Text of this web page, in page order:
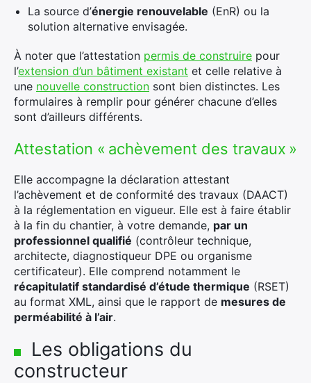
La source d’énergie renouvelable (EnR) ou la
solution alternative envisagée.
À noter que l’attestation permis de construire pour
l’extension d’un bâtiment existant et celle relative à
une nouvelle construction sont bien distinctes. Les
formulaires à remplir pour générer chacune d’elles
sont d’ailleurs différents.
Attestation « achèvement des travaux »
Elle accompagne la déclaration attestant
l’achèvement et de conformité des travaux (DAACT)
à la réglementation en vigueur. Elle est à faire établir
à la fin du chantier, à votre demande, par un
professionnel qualifié (contrôleur technique,
architecte, diagnostiqueur DPE ou organisme
certificateur). Elle comprend notamment le
récapitulatif standardisé d’étude thermique (RSET)
au format XML, ainsi que le rapport de mesures de
perméabilité à l’air.
Les obligations du
constructeur
Rechercher
: